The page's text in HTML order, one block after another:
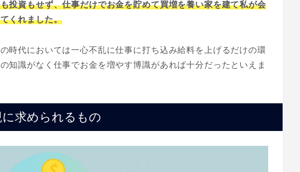
投資もせず、仕事だけでお金を貯めて買増を養い家を建て私が会
くれました。
時代においては一心不乱に仕事に打ち込み給料を上げるだけの環
知識がなく仕事でお金を増やす博識があれば十分だったといえま
求められるもの